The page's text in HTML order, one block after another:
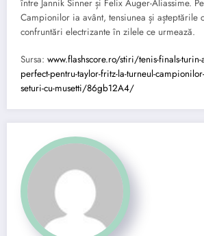
între Jannik Sinner și Felix Auger-Aliassime.
Campionilor ia avânt, tensiunea și așteptările
confruntări electrizante în zilele ce urmează.
Sursa: www.flashscore.ro/stiri/tenis-finals-turin-
perfect-pentru-taylor-fritz-la-turneul-
seturi-cu-musetti/86gb12A4/